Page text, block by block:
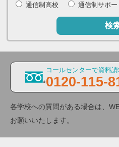
通信制高校 通信制サポー
検
コールセンターで資料
0120-115-
各学校への質問がある場合は、
お願いいたします。